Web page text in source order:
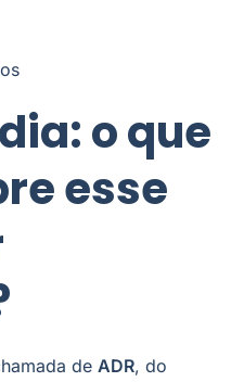
o que
esse
de ADR, do